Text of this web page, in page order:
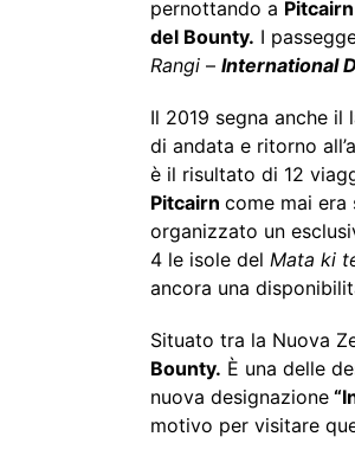
pernottando a Pitcairn
del Bounty. I
Rangi – International
Il 2019 segna anche il
di andata e ritorno
è il risultato di 12
Pitcairn come mai era
organizzato un
4 le isole del Mata ki
ancora una
Situato tra la Nuova
Bounty. È una delle
nuova designazione
motivo per visitare